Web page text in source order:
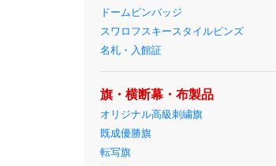
ドームピンバッジ
スワロフスキースタイルピンズ
名札・入館証
旗・横断幕・布製品
オリジナル高級刺繍旗
既成優勝旗
転写旗